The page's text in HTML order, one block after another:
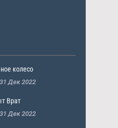
колесо
31 Дек 2022
Врат
31 Дек 2022